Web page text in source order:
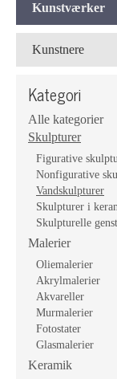
Kunstværker
Kunstnere
Kategori
Alle kategorier
Skulpturer
Figurative
Nonfigurative
Vandskulpturer
Skulpturer i
Skulpturelle
Malerier
Oliemalerier
Akrylmalerier
Akvareller
Murmalerier
Fotostater
Glasmalerier
Keramik